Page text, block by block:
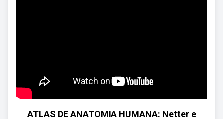
ATLAS DE ANATOMIA HUMANA: Netter e